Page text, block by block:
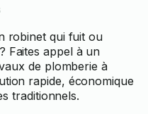
robinet qui fuit ou
Faites appel à un
de plomberie à
rapide, économique
traditionnels.